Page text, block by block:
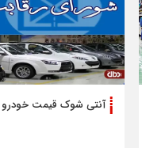
آنتی شوک قیمت خودرو